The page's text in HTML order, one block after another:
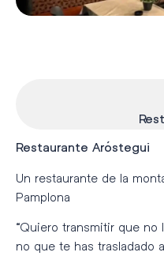
Restaurante Aróstegui
Un restaurante de la
Pamplona
“Quiero transmitir que no
no que te has trasladado